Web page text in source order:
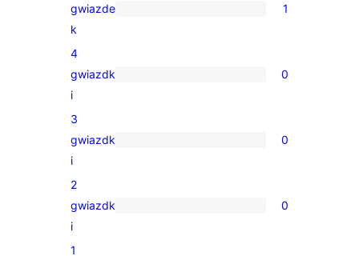
1
recenzja
5-
gwiazdkowa
gwiazde
k
1
0
recenzji
4-
gwiazdkowych
4
gwiazdk
i
0
0
recenzji
3-
gwiazdkowych
3
gwiazdk
i
0
0
recenzji
2
gwiazdk
i
0
1